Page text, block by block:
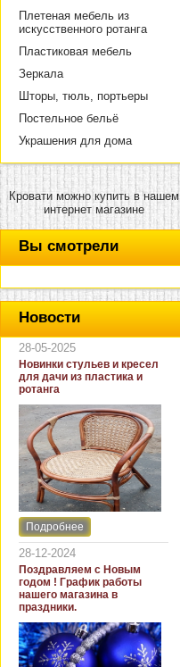
Плетеная мебель из
искусственного ротанга
Пластиковая мебель
Зеркала
Шторы, тюль, портьеры
Постельное бельё
Украшения для дома
Кровати можно купить в нашем
интернет магазине
Вы смотрели
Новости
28-05-2025
Новинки стульев и кресел
для дачи из пластика и
ротанга
Интернет-магазин "Кровать
и диван" представляет
новинки стульев и кресел
для дачи. В ассортименте
представлены как
бюджетные модели из
пластика для дачи, так и
кресла для загородных
домов из натурального и
искусственного ротанга.
Подробнее
28-12-2024
Поздравляем с Новым
годом ! График работы
нашего магазина в
праздники.